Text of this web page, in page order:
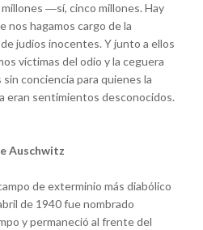
―sí, cinco millones. Hay
nos hagamos cargo de la
judíos inocentes. Y junto a ellos
víctimas del odio y la ceguera
conciencia para quienes la
eran sentimientos desconocidos.
Auschwitz
de exterminio más diabólico
de 1940 fue nombrado
y permaneció al frente del